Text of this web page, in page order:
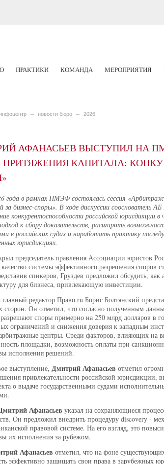
ПРАКТИКИ КОМАНДА МЕРОПРИЯТИЯ
новости бюро 2026
АФАНАСЬЕВ ВЫСТУПИЛ НА
ПРИТЯЖЕНИЯ КАПИТАЛА:
года в рамках ПМЭФ состоялась сессия
за бизнес-споры». В ходе дискуссии
конкурентоспособности российской юрисдикции
к сбору доказательств, расширить
в российских судах и наработать практику
юрисдикциях.
председатель правления Ассоциации юристов
системы эффективного разрешения
спикеров, Груздев предложил обсудить,
для бизнеса, привлекающую инвестиции.
главный редактор Право.ru Борис Болтянский
сторон. Он отметил, что согласно полученным
споры примерно на 250 млрд долларов в
ограничений и снижения доверия к западным
центры. Среди факторов, влияющих на
площадки, возможность оплаты при
исполнения решений.
выступление, Дмитрий Афанасьев отметил
привлекательности российской юрисдикции,
о выдаче государственными судами
Афанасьев указал на сохраняющиеся
Он предложил внедрить процедуру discovery -
правовой системе. На его взгляд, это
их исполнения за рубежом.
Афанасьев отметил, что на фоне
эффективно защищать свои права в зарубежных